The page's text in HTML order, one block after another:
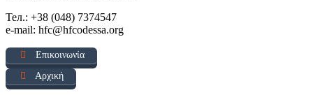
Тел.: +38 (048) 7374547
e-mail: hfc@hfcodessa.org
Επικοινωνία
Αρχική